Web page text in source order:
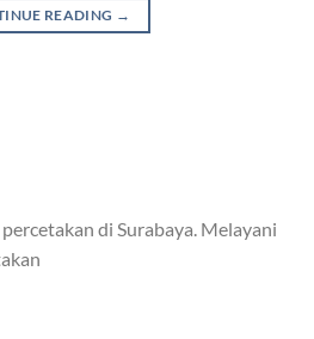
READING →
di Surabaya. Melayani